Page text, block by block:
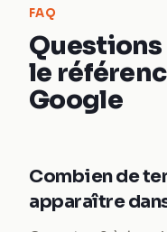
FAQ
le
Google
Combien de
apparaître